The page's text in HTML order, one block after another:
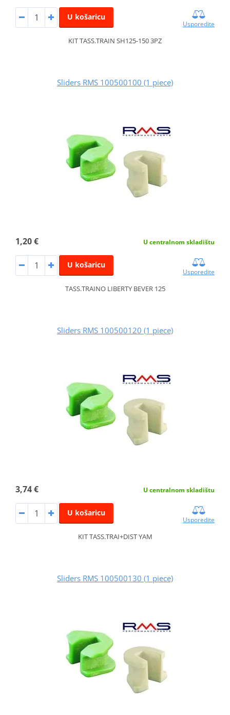
U košaricu
Usporedite
KIT TASS.TRAIN SH125-150 3PZ
Sliders RMS 100500100 (1 piece)
1,20 € U centralnom skladištu
U košaricu
Usporedite
TASS.TRAINO LIBERTY BEVER 125
Sliders RMS 100500120 (1 piece)
3,74 € U centralnom skladištu
U košaricu
Usporedite
KIT TASS.TRAI+DIST YAM
Sliders RMS 100500130 (1 piece)